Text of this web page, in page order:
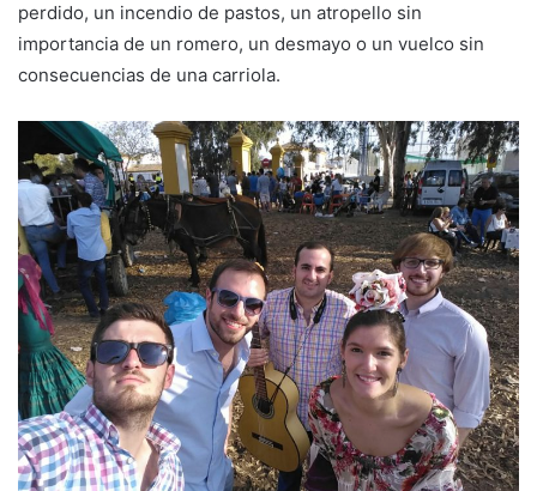
perdido, un incendio de pastos, un atropello sin
importancia de un romero, un desmayo o un vuelco sin
consecuencias de una carriola.